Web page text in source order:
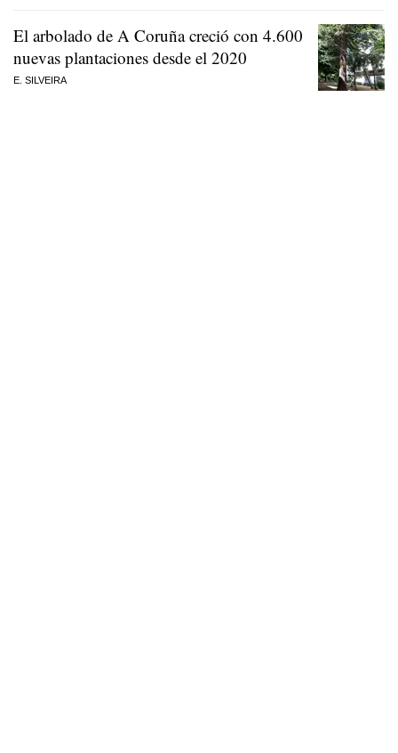
El arbolado de A Coruña creció con 4.600
nuevas plantaciones desde el 2020
E. SILVEIRA